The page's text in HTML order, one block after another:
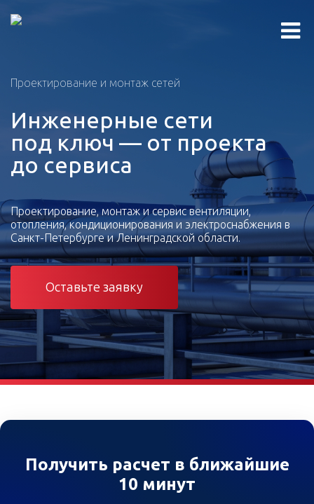
Проектирование и монтаж сетей
Инженерные сети
под ключ — от проекта
до сервиса
Проектирование, монтаж и сервис вентиляции,
отопления, кондиционирования и электроснабжения в
Санкт-Петербурге и Ленинградской области.
Оставьте заявку
Получить расчет в ближайшие
10 минут